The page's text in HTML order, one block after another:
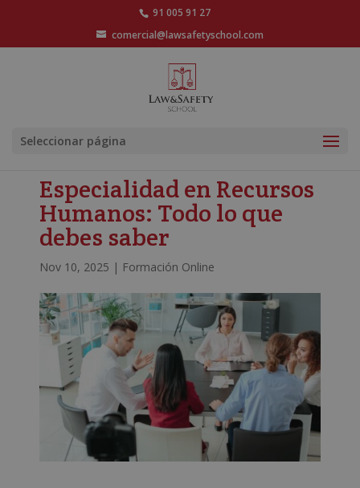
91 005 91 27
comercial@lawsafetyschool.com
Seleccionar página
Especialidad en Recursos
Humanos: Todo lo que
debes saber
Nov 10, 2025 | Formación Online